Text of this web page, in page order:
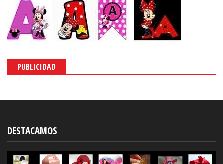
PUBLICIDAD
DESTACAMOS